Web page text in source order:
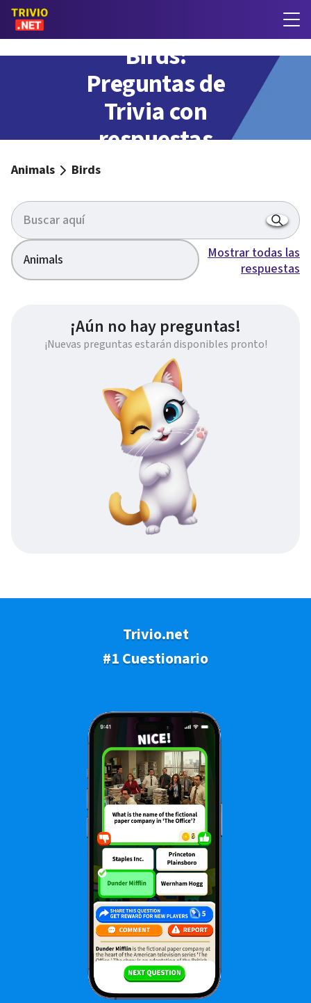
Birds:
Preguntas de
Trivia con
respuestas
Animals Birds
Animals
Mostrar todas las
respuestas
¡Aún no hay preguntas!
¡Nuevas preguntas estarán disponibles pronto!
Trivio.net
#1 Cuestionario